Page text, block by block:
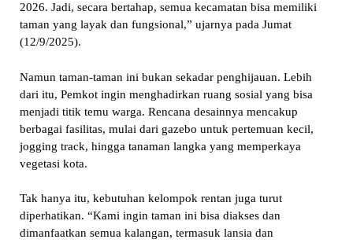
2026. Jadi, secara bertahap, semua kecamatan bisa memiliki
taman yang layak dan fungsional,” ujarnya pada Jumat
(12/9/2025).
Namun taman-taman ini bukan sekadar penghijauan. Lebih
dari itu, Pemkot ingin menghadirkan ruang sosial yang bisa
menjadi titik temu warga. Rencana desainnya mencakup
berbagai fasilitas, mulai dari gazebo untuk pertemuan kecil,
jogging track, hingga tanaman langka yang memperkaya
vegetasi kota.
Tak hanya itu, kebutuhan kelompok rentan juga turut
diperhatikan. “Kami ingin taman ini bisa diakses dan
dimanfaatkan semua kalangan, termasuk lansia dan